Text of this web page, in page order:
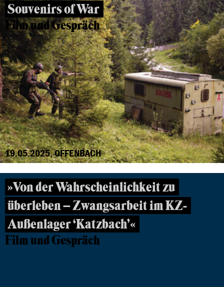
Souvenirs of War
Film und Gespräch
19.05.2025, OFFENBACH
»Von der Wahrscheinlichkeit zu
überleben – Zwangsarbeit im KZ-
Außenlager ‘Katzbach’«
Film und Gespräch